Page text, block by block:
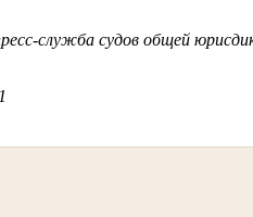
служба судов общей